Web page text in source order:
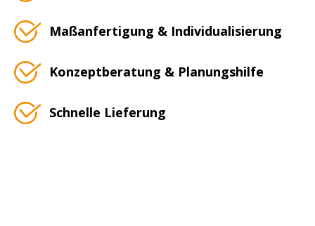
Maßanfertigung & Individualisierung
Konzeptberatung & Planungshilfe
Schnelle Lieferung